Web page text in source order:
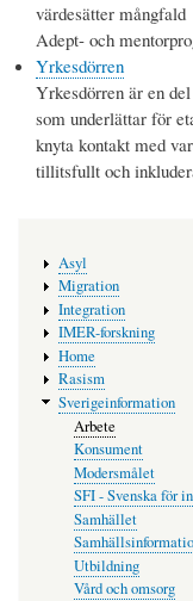
värdesätter mångfald
Adept- och
Yrkesdörren
Yrkesdörren är en
som underlättar för
knyta kontakt med
tillitsfullt och
navigation
Asyl
Migration
Integration
IMER-forskning
Home
Rasism
Sverigeinformation
Arbete
Konsument
Modersmålet
SFI - Svenska för
Samhället
Utbildning
Vård och omsorg